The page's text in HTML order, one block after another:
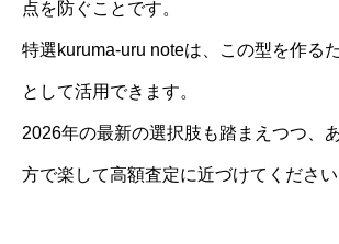
点を防ぐことです。
特選kuruma-uru noteは、この型を作る
として活用できます。
2026年の最新の選択肢も踏まえつつ、
方で楽して高額査定に近づけてください